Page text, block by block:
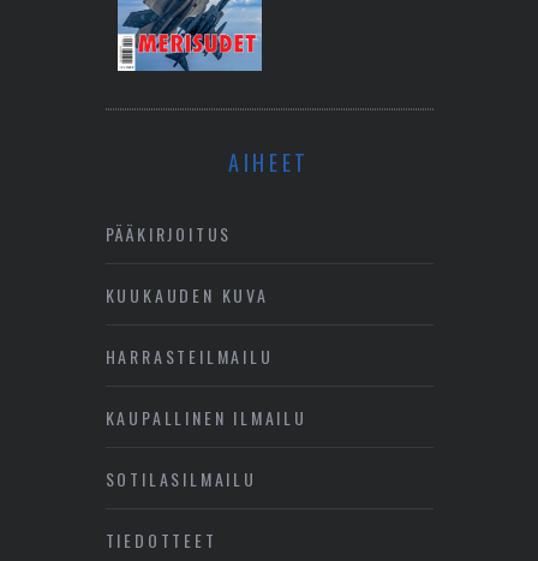
AIHEET
PÄÄKIRJOITUS
KUUKAUDEN KUVA
HARRASTEILMAILU
KAUPALLINEN ILMAILU
SOTILASILMAILU
TIEDOTTEET